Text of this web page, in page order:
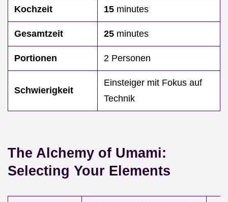
Kochzeit 15 minutes
Gesamtzeit 25 minutes
Portionen 2 Personen
Schwierigkeit
Einsteiger mit Fokus auf
Technik
The Alchemy of Umami:
Selecting Your Elements